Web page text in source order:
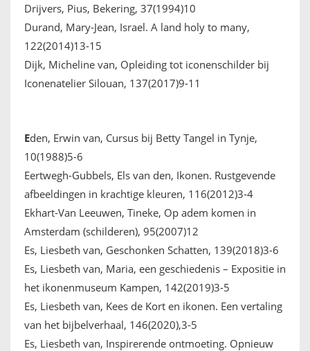
Drijvers, Pius, Bekering, 37(1994)10
Durand, Mary-Jean, Israel. A land holy to many,
122(2014)13-15
Dijk, Micheline van, Opleiding tot iconenschilder bij
Iconenatelier Silouan, 137(2017)9-11
Eden, Erwin van, Cursus bij Betty Tangel in Tynje,
10(1988)5-6
Eertwegh-Gubbels, Els van den, Ikonen. Rustgevende
afbeeldingen in krachtige kleuren, 116(2012)3-4
Ekhart-Van Leeuwen, Tineke, Op adem komen in
Amsterdam (schilderen), 95(2007)12
Es, Liesbeth van, Geschonken Schatten, 139(2018)3-6
Es, Liesbeth van, Maria, een geschiedenis – Expositie in
het ikonenmuseum Kampen, 142(2019)3-5
Es, Liesbeth van, Kees de Kort en ikonen. Een vertaling
van het bijbelverhaal, 146(2020),3-5
Es, Liesbeth van, Inspirerende ontmoeting. Opnieuw